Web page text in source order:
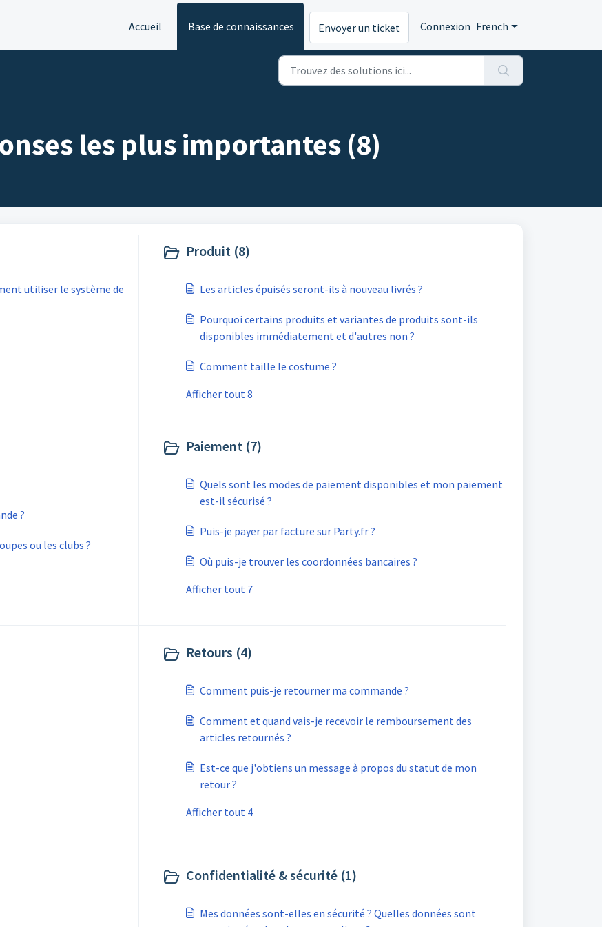
Accueil Base de connaissances Envoyer un ticket Connexion French
les plus importantes (8)
utiliser le système de
Produit (8)
Les articles épuisés seront-ils à nouveau livrés ?
Pourquoi certains produits et variantes de produits sont-ils
disponibles immédiatement et d'autres non ?
Comment taille le costume ?
Afficher tout 8
?
ou les clubs ?
Paiement (7)
Quels sont les modes de paiement disponibles et mon paiement
est-il sécurisé ?
Puis-je payer par facture sur Party.fr ?
Où puis-je trouver les coordonnées bancaires ?
Afficher tout 7
Retours (4)
Comment puis-je retourner ma commande ?
Comment et quand vais-je recevoir le remboursement des
articles retournés ?
Est-ce que j'obtiens un message à propos du statut de mon
retour ?
Afficher tout 4
Confidentialité & sécurité (1)
Mes données sont-elles en sécurité ? Quelles données sont